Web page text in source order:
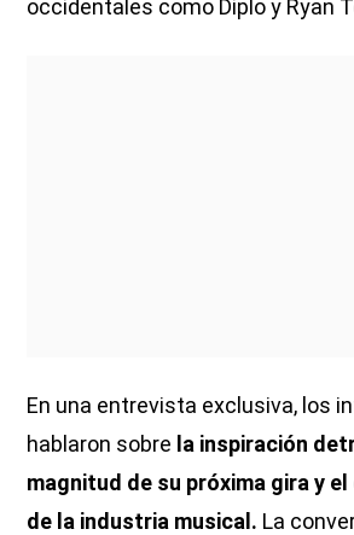
occidentales como Diplo y Ryan
En una entrevista exclusiva, los
hablaron sobre la inspiración
magnitud de su próxima gira y
de la industria musical. La